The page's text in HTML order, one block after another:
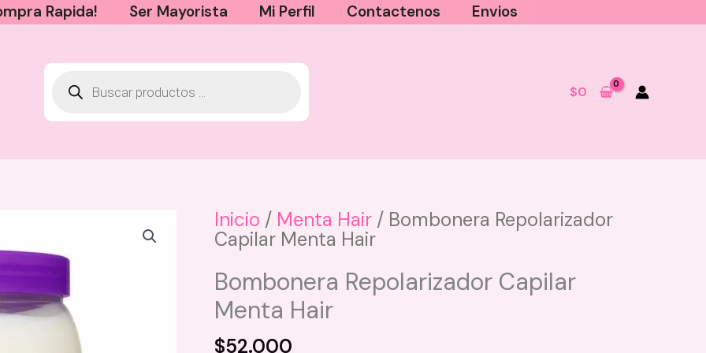
Rapida! Ser Mayorista Mi Perfil Contactenos Envios
$0
Inicio / Menta Hair / Bombonera Repolarizador
Capilar Menta Hair
Bombonera Repolarizador Capilar
Menta Hair
$52.000